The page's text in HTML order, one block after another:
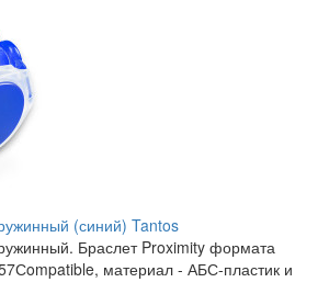
(синий) Tantos
Браслет Proximity формата
материал - АБС-пластик и